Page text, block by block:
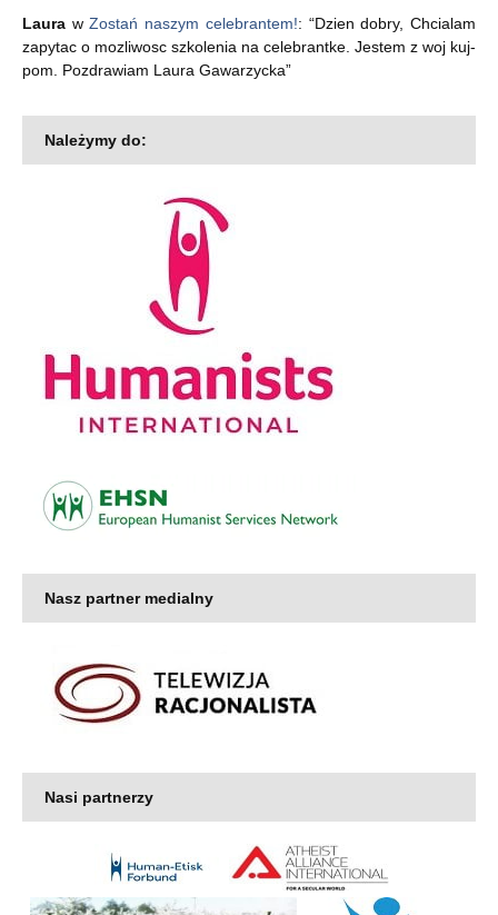
Laura wZostań naszym celebrantem!: “Dzien dobry, Chcialam
zapytac o mozliwosc szkolenia na celebrantke. Jestem z woj kuj-
pom. Pozdrawiam Laura Gawarzycka”
Należymy do:
Nasz partner medialny
Nasi partnerzy